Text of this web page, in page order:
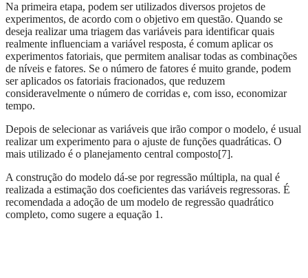
Na primeira etapa, podem ser utilizados diversos projetos de
experimentos, de acordo com o objetivo em questão. Quando se
deseja realizar uma triagem das variáveis para identificar quais
realmente influenciam a variável resposta, é comum aplicar os
experimentos fatoriais, que permitem analisar todas as combinações
de níveis e fatores. Se o número de fatores é muito grande, podem
ser aplicados os fatoriais fracionados, que reduzem
consideravelmente o número de corridas e, com isso, economizar
tempo.
Depois de selecionar as variáveis que irão compor o modelo, é usual
realizar um experimento para o ajuste de funções quadráticas. O
mais utilizado é o planejamento central composto[7].
A construção do modelo dá-se por regressão múltipla, na qual é
realizada a estimação dos coeficientes das variáveis regressoras. É
recomendada a adoção de um modelo de regressão quadrático
completo, como sugere a equação 1.